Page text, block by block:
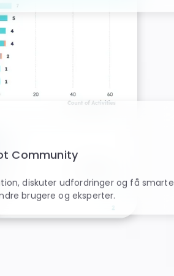
Community
diskuter udfordringer og få smarte
brugere og eksperter.